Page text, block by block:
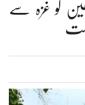
کو غزہ سے